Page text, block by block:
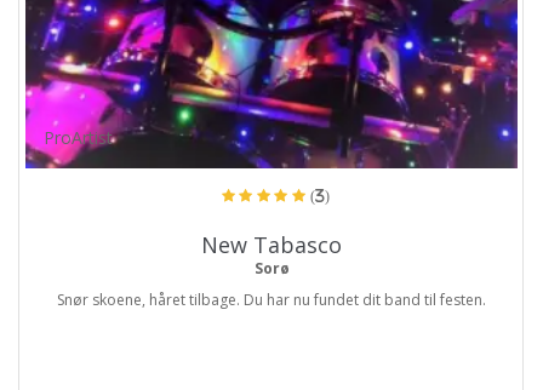
ProArtist
(3)
New Tabasco
Sorø
Snør skoene, håret tilbage. Du har nu fundet dit band til festen.